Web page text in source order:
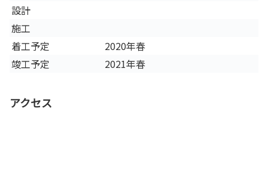
設計
施工
着工予定
2020年春
竣工予定
2021年春
アクセス